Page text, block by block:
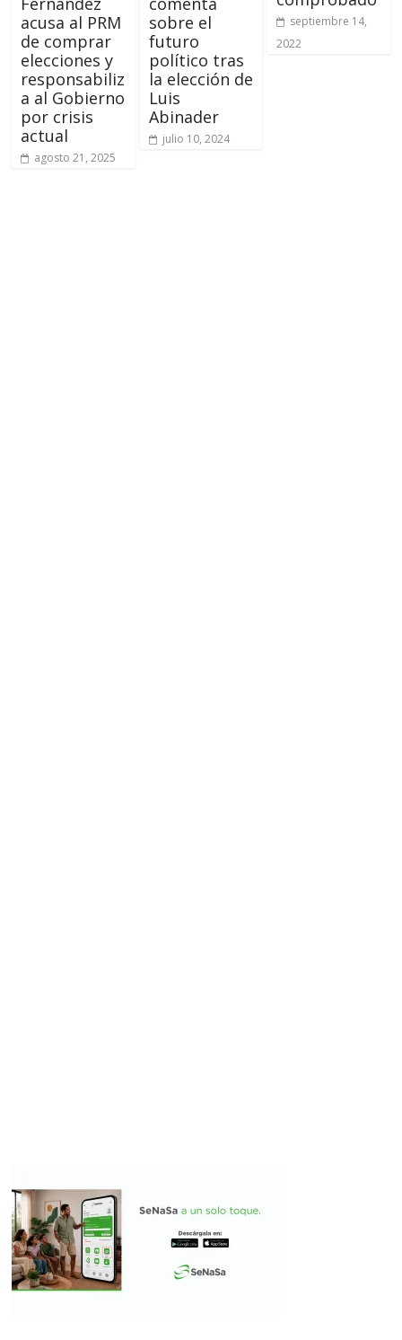
acusa al PRM
de comprar
elecciones y
responsabiliz
a al Gobierno
por crisis
actual
agosto 21, 2025
sobre el
futuro
político tras
la elección de
Luis
Abinader
julio 10, 2024
septiembre 14,
2022